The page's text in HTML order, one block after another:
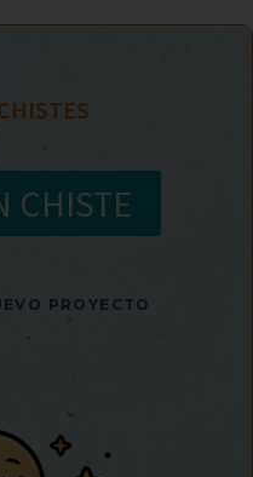
CHISTES
CHISTE
PROYECTO